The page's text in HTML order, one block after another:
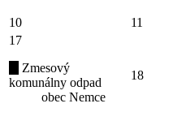
10 11
17
Zmesový
komunálny odpad
obec Nemce
18